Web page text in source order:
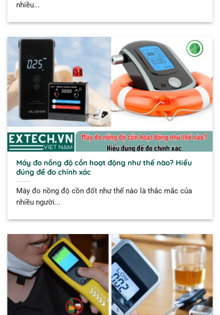
nhiều...
Máy đo nồng độ cồn hoạt động như thế nào? Hiểu
đúng để đo chính xác
Máy đo nồng độ cồn đốt như thế nào là thắc mắc của
nhiều người...